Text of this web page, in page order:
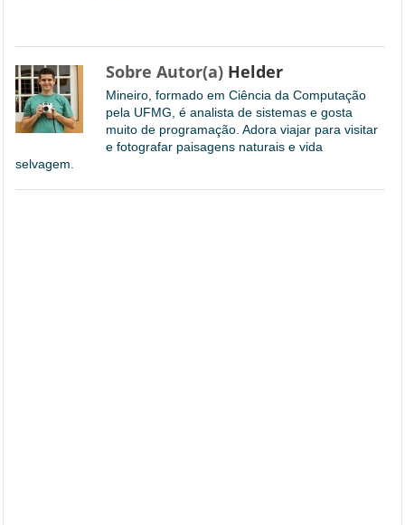
Sobre Autor(a) Helder
Mineiro, formado em Ciência da Computação
pela UFMG, é analista de sistemas e gosta
muito de programação. Adora viajar para visitar
e fotografar paisagens naturais e vida
selvagem.